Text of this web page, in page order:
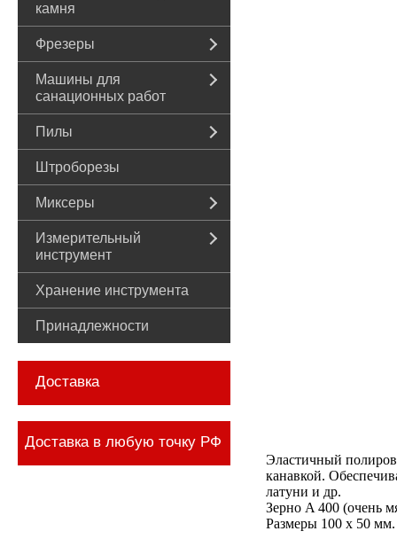
камня
Фрезеры
Машины для
санационных работ
Пилы
Штроборезы
Миксеры
Измерительный
инструмент
Хранение инструмента
Принадлежности
Доставка
Доставка в любую точку РФ
Эластичный
канавкой.
латуни и др.
Зерно A 400 (очень
Размеры 100 x 50 мм.